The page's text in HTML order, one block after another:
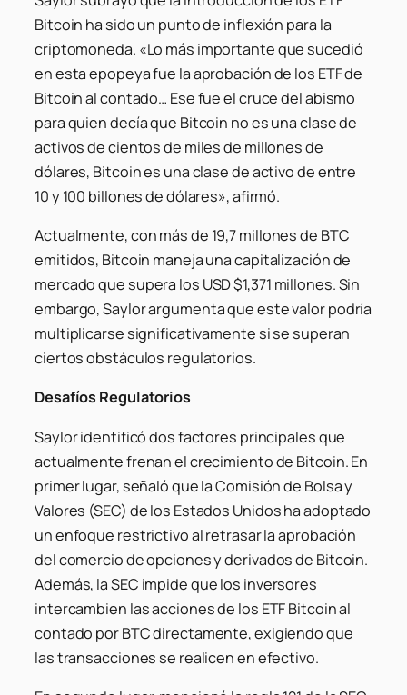
Bitcoin ha sido un punto de inflexión para la
criptomoneda. «Lo más importante que sucedió
en esta epopeya fue la aprobación de los ETF de
Bitcoin al contado… Ese fue el cruce del abismo
para quien decía que Bitcoin no es una clase de
activos de cientos de miles de millones de
dólares, Bitcoin es una clase de activo de entre
10 y 100 billones de dólares», afirmó.
Actualmente, con más de 19,7 millones de BTC
emitidos, Bitcoin maneja una capitalización de
mercado que supera los USD $1,371 millones. Sin
embargo, Saylor argumenta que este valor podría
multiplicarse significativamente si se superan
ciertos obstáculos regulatorios.
Desafíos Regulatorios
Saylor identificó dos factores principales que
actualmente frenan el crecimiento de Bitcoin. En
primer lugar, señaló que la Comisión de Bolsa y
Valores (SEC) de los Estados Unidos ha adoptado
un enfoque restrictivo al retrasar la aprobación
del comercio de opciones y derivados de Bitcoin.
Además, la SEC impide que los inversores
intercambien las acciones de los ETF Bitcoin al
contado por BTC directamente, exigiendo que
las transacciones se realicen en efectivo.